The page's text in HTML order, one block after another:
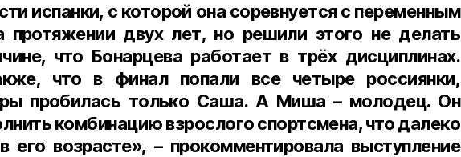
испанки, с которой она соревнуется с переменным
протяжении двух лет, но решили этого не делать
что Бонарцева работает в трёх дисциплинах.
что в финал попали все четыре россиянки,
пробилась только Саша. А Миша – молодец. Он
комбинацию взрослого спортсмена, что далеко
его возрасте», – прокомментировала выступление